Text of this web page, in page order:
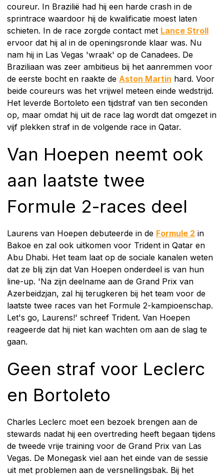
coureur. In Brazilië had hij een harde crash in de
sprintrace waardoor hij de kwalificatie moest laten
schieten. In de race zorgde contact met Lance Stroll
ervoor dat hij al in de openingsronde klaar was. Nu
nam hij in Las Vegas 'wraak' op de Canadees. De
Braziliaan was zeer ambitieus bij het aanremmen voor
de eerste bocht en raakte de Aston Martin hard. Voor
beide coureurs was het vrijwel meteen einde wedstrijd.
Het leverde Bortoleto een tijdstraf van tien seconden
op, maar omdat hij uit de race lag wordt dat omgezet in
vijf plekken straf in de volgende race in Qatar.
Van Hoepen neemt ook
aan laatste twee
Formule 2-races deel
Laurens van Hoepen debuteerde in de Formule 2 in
Bakoe en zal ook uitkomen voor Trident in Qatar en
Abu Dhabi. Het team laat op de sociale kanalen weten
dat ze blij zijn dat Van Hoepen onderdeel is van hun
line-up. 'Na zijn deelname aan de Grand Prix van
Azerbeidzjan, zal hij terugkeren bij het team voor de
laatste twee races van het Formule 2-kampioenschap.
Let's go, Laurens!' schreef Trident. Van Hoepen
reageerde dat hij niet kan wachten om aan de slag te
gaan.
Geen straf voor Leclerc
en Bortoleto
Charles Leclerc moet een bezoek brengen aan de
stewards nadat hij een overtreding heeft begaan tijdens
de tweede vrije training voor de Grand Prix van Las
Vegas. De Monegask viel aan het einde van de sessie
uit met problemen aan de versnellingsbak. Bij het